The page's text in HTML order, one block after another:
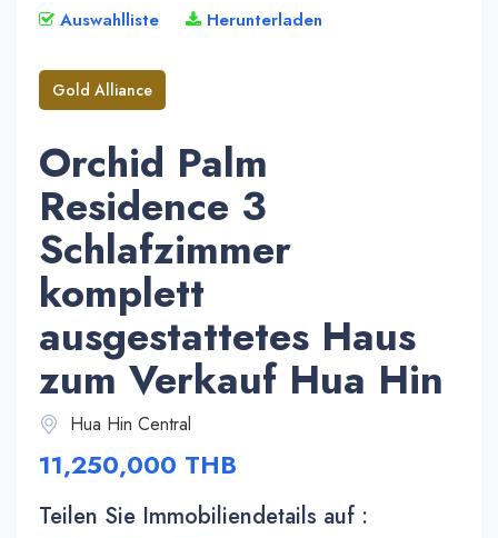
Auswahlliste Herunterladen
Gold Alliance
Orchid Palm
Residence 3
Schlafzimmer
komplett
ausgestattetes Haus
zum Verkauf Hua Hin
Hua Hin Central
11,250,000 THB
Teilen Sie Immobiliendetails auf :